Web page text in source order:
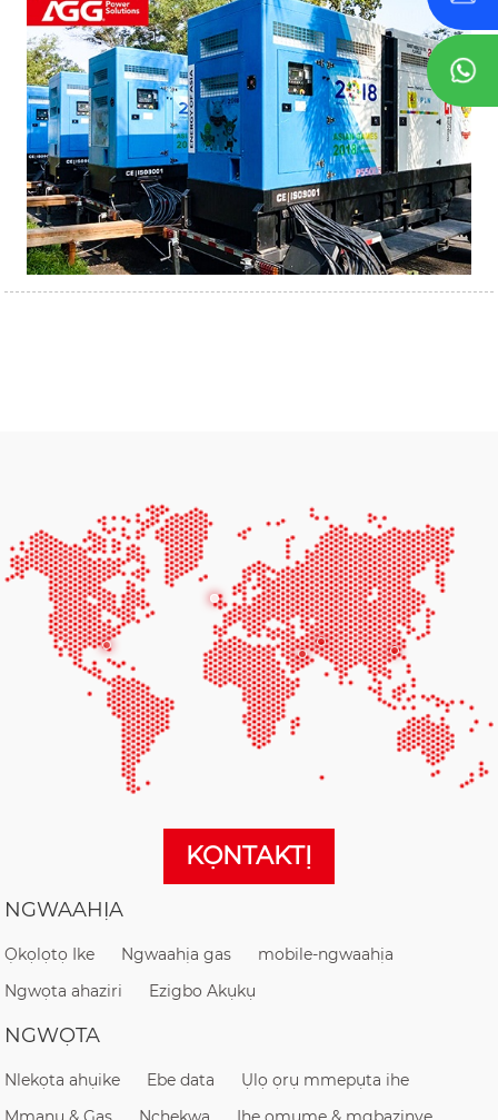
KỌNTAKTỊ
NGWAAHỊA
Ọkọlọtọ Ike Ngwaahịa gas
mobile-ngwaahịa
Ngwọta ahaziri
Ezigbo Akụkụ
NGWỌTA
Nlekọta ahụike Ebe data
Ụlọ ọrụ mmepụta ihe